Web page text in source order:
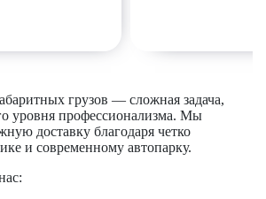
грузов — сложная задача,
уровня профессионализма. Мы
доставку благодаря четко
и современному автопарку.